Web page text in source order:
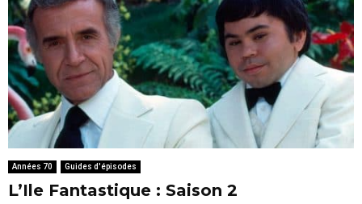
Années 70 Guides d'épisodes
L’Ile Fantastique : Saison 2